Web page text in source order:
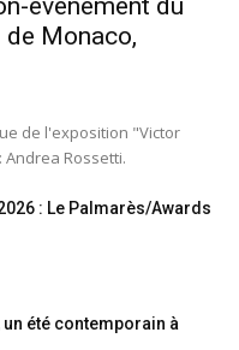
Monaco,
de l'exposition "Victor
Rossetti.
: Le Palmarès/Awards
un été contemporain à